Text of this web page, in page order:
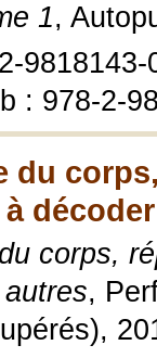
1,
9818143-
: 978-2-
du
corps,
,